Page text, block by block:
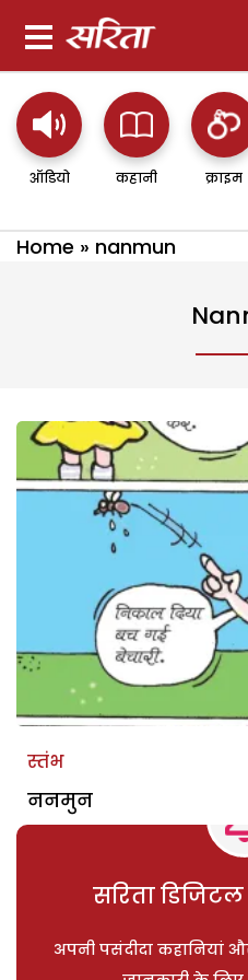
ऑडियो कहानी क्राइम
Home » nanmun
स्तंभ
ननमुन
सरिता
अपनी पसंदीदा कहानियां